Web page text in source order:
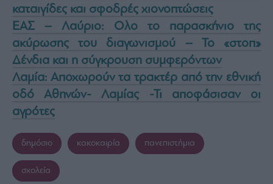
καταιγίδες και σφοδρές χιονοπτώσεις
ΕΑΣ – Λαύριο: Ολο το παρασκήνιο της
ακύρωσης του διαγωνισμού – Το «στοπ»
Δένδια και η σύγκρουση συμφερόντων
Λαμία: Αποχωρούν τα τρακτέρ από την εθνική
οδό Αθηνών- Λαμίας -Τι αποφάσισαν οι
αγρότες
δημόσιο κακοκαιρία πανεπιστήμια
σχολεία